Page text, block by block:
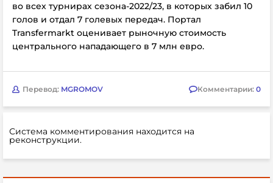
во всех турнирах сезона-2022/23, в которых забил 10
голов и отдал 7 голевых передач. Портал
Transfermarkt оценивает рыночную стоимость
центрального нападающего в 7 млн евро.
Перевод: MGROMOV Комментарии: 0
Система комментирования находится на
реконструкции.